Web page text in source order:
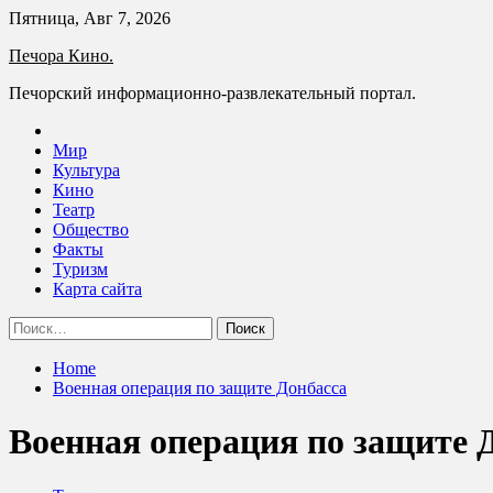
Skip
content
Пятница, Авг 7, 2026
Печора Кино.
Печорский информационно-развлекательный портал.
Мир
Культура
Кино
Театр
Общество
Факты
Туризм
Карта сайта
Найти:
Home
Военная операция по защите Донбасса
Военная операция по защите